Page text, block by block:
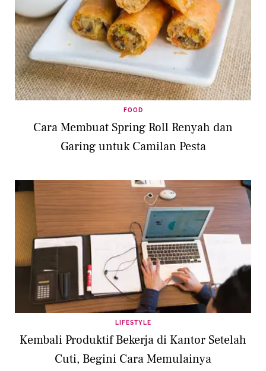
FOOD
Cara Membuat Spring Roll Renyah dan
Garing untuk Camilan Pesta
LIFESTYLE
Kembali Produktif Bekerja di Kantor Setelah
Cuti, Begini Cara Memulainya